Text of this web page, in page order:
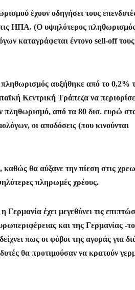
έχουν οδηγήσει τους
ΗΠΑ. (Ο υψηλότερος πληθωρισμός
καταγράφεται έντονο sell-off τους
αυξήθηκε από το 0,2%
Κεντρική Τράπεζα να
πληθωρισμό, από τα 80 δισ. ευρώ
οι αποδόσεις (που κινούνται
θα αύξανε την πίεση στις
πληρωμές χρέους.
έχει μεγεθύνει τις
και της Γερμανίας -
πως οι φόβοι της αγοράς για
θα προτιμούσαν να κρατούν